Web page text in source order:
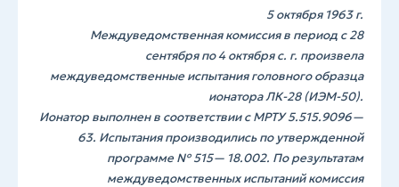
5 октября 1963 г.
Междуведомственная комиссия в период с 28
сентября по 4 октября с. г. произвела
междуведомственные испытания головного образца
ионатора ЛК-28 (ИЭМ-50).
Ионатор выполнен в соответствии с МРТУ 5.515.9096—
63. Испытания производились по утвержденной
программе № 515— 18.002. По результатам
междуведомственных испытаний комиссия